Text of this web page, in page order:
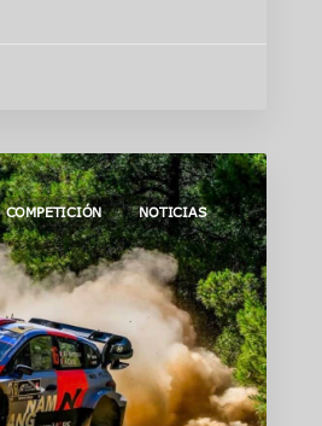
COMPETICIÓN NOTICIAS